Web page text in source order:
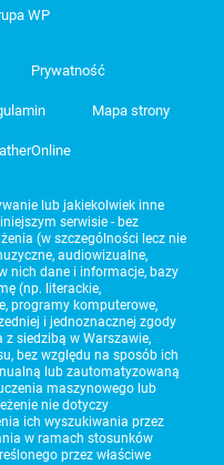
WP
Prywatność
Mapa strony
lub jakiekolwiek inne
serwisie - bez
(w szczególności lecz nie
audiowizualne,
nich dane i informacje, bazy
(np. literackie,
programy komputerowe,
i jednoznacznej zgody
z siedzibą w Warszawie,
bez względu na sposób ich
lub zautomatyzowaną
maszynowego lub
nie dotyczy
ich wyszukiwania przez
w ramach stosunków
przez właściwe